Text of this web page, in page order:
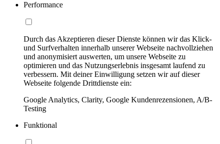
Performance
Durch das Akzeptieren dieser Dienste können wir das Klick-
und Surfverhalten innerhalb unserer Webseite nachvollziehen
und anonymisiert auswerten, um unsere Webseite zu
optimieren und das Nutzungserlebnis insgesamt laufend zu
verbessern. Mit deiner Einwilligung setzen wir auf dieser
Webseite folgende Drittdienste ein:
Google Analytics, Clarity, Google Kundenrezensionen, A/B-
Testing
Funktional